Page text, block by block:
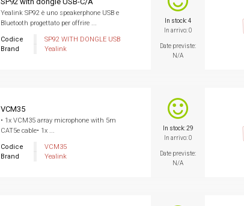
Yealink SP92 è uno speakerphone USB e
Bluetooth progettato per offrire ...
Codice
SP92 WITH DONGLE USB
Brand
Yealink
In stock: 4
In arrivo: 0
Date previste:
N/A
VCM35
• 1x VCM35 array microphone with 5m
CAT5e cable• 1x ...
Codice
VCM35
Brand
Yealink
In stock: 29
In arrivo: 0
Date previste:
N/A